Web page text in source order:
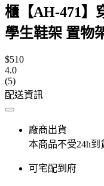
櫃【AH-471】
學生鞋架 置物
$510
4.0
(5)
配送資訊
廠商出貨
本商品不受24h到
可宅配到府